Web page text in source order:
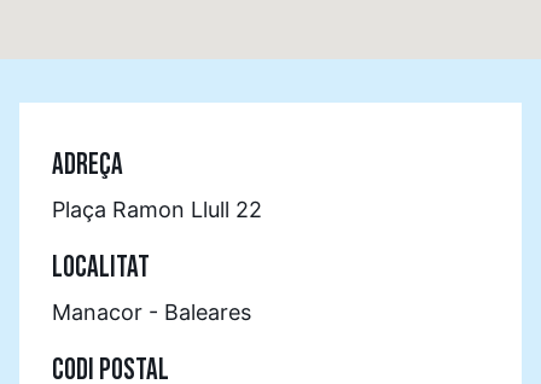
ADREÇA
Plaça Ramon Llull 22
LOCALITAT
Manacor - Baleares
CODI POSTAL